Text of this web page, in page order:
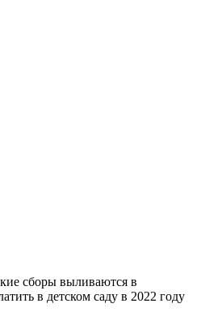
сборы выливаются в
в детском саду в 2022 году